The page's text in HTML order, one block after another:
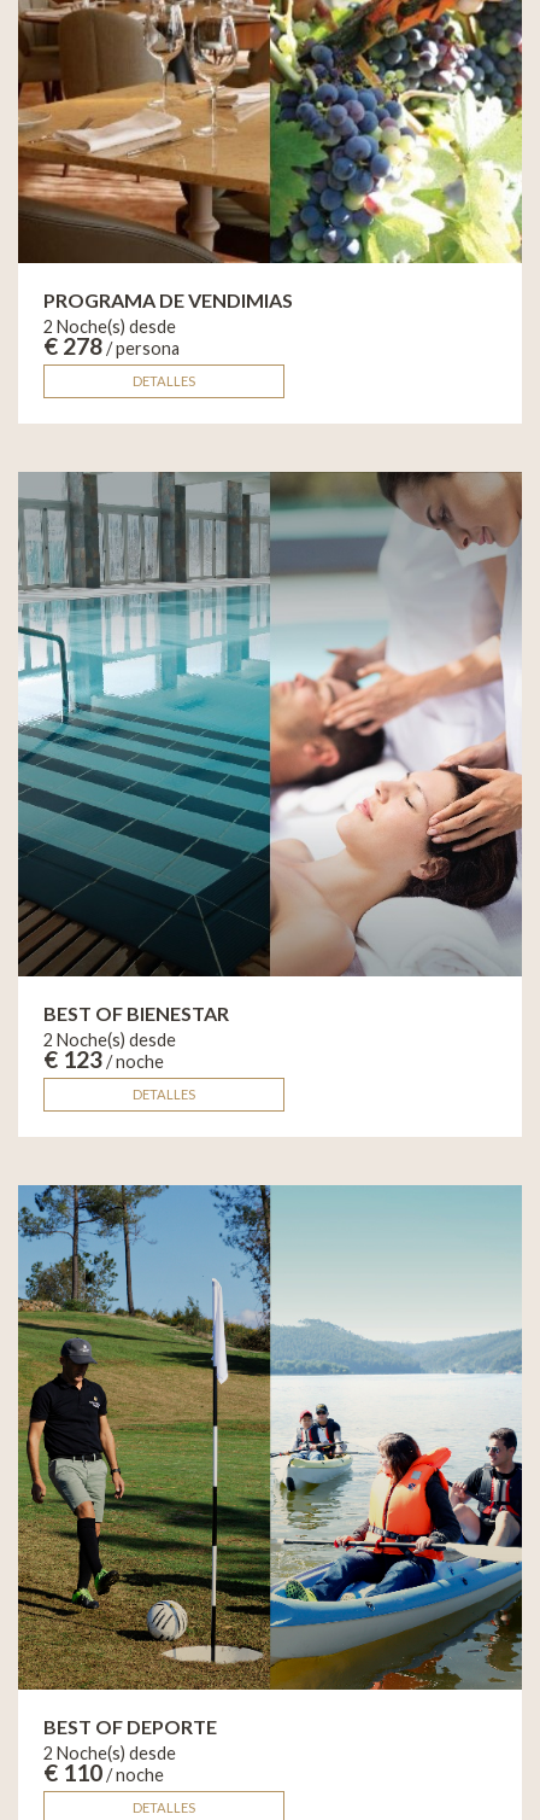
PROGRAMA DE VENDIMIAS
2 Noche(s) desde
€ 278/ persona
DETALLES
BEST OF BIENESTAR
2 Noche(s) desde
€ 123/ noche
DETALLES
BEST OF DEPORTE
2 Noche(s) desde
€ 110/ noche
DETALLES